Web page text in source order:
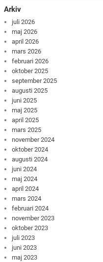
Arkiv
juli 2026
maj 2026
april 2026
mars 2026
februari 2026
oktober 2025
september 2025
augusti 2025
juni 2025
maj 2025
april 2025
mars 2025
november 2024
oktober 2024
augusti 2024
juni 2024
maj 2024
april 2024
mars 2024
februari 2024
november 2023
oktober 2023
juli 2023
juni 2023
maj 2023